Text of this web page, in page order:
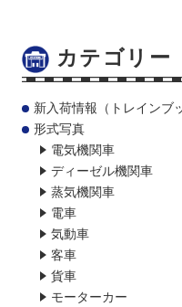
カテゴリー
新入荷情報（トレインブ
形式写真
電気機関車
ディーゼル機関車
蒸気機関車
電車
気動車
客車
貨車
モーターカー